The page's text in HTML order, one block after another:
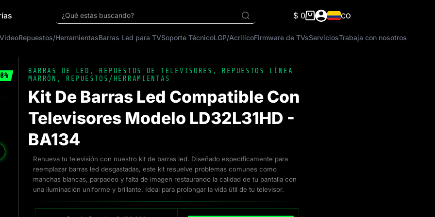
¿Qué estás buscando?
Carro
compra
$ 0 CO
Repuestos/HerramientasBarras Led para TVSoporte TécnicoLGP/AcrilicoFirmware de TVsServiciosTrabaja con nosotros
BARRAS DE LED , REPUESTOS DE TELEVISORES ,
REPUESTOS LÍNEA
MARRÓN , REPUESTOS/HERRAMIENTAS
Kit De Barras Led Compatible Con
Televisores Modelo LD32L31HD -
BA134
Renueva tu televisión con nuestro kit de barras led. Diseñado específicamente para
reemplazar barras led desgastadas, este kit resuelve problemas comunes como
manchas blancas, parpadeo y falta de imagen restaurando la calidad de tu pantalla con
una iluminación uniforme y brillante. Ideal para prolongar la vida útil de tu televisor.